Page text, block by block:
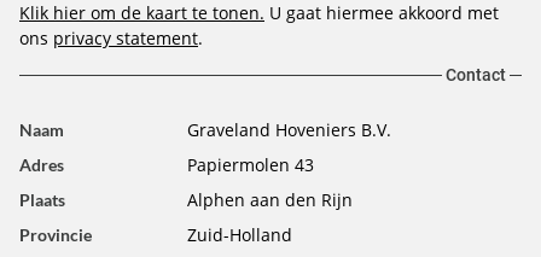
Klik hier om de kaart te tonen. U gaat hiermee akkoord met
ons privacy statement.
Contact
Naam Graveland Hoveniers B.V.
Adres Papiermolen 43
Plaats Alphen aan den Rijn
Provincie Zuid-Holland